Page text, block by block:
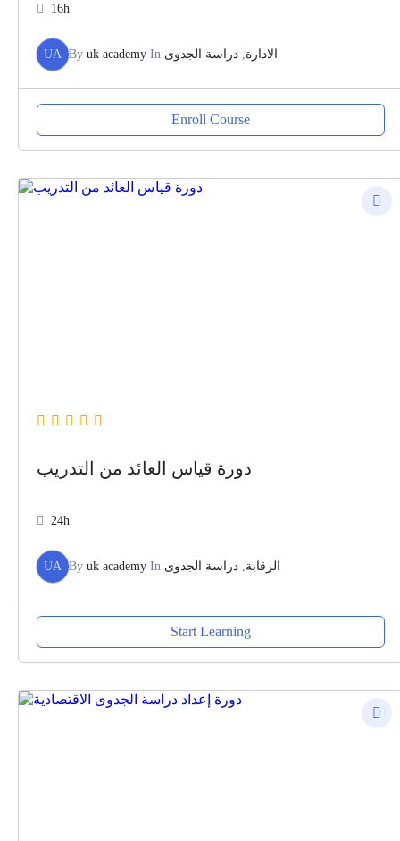
16h
UA By uk academy In الادارة دراسة الجدوى
Enroll Course
دورة قياس العائد من التدريب
24h
UA By uk academy In الرقابة دراسة الجدوى
Start Learning